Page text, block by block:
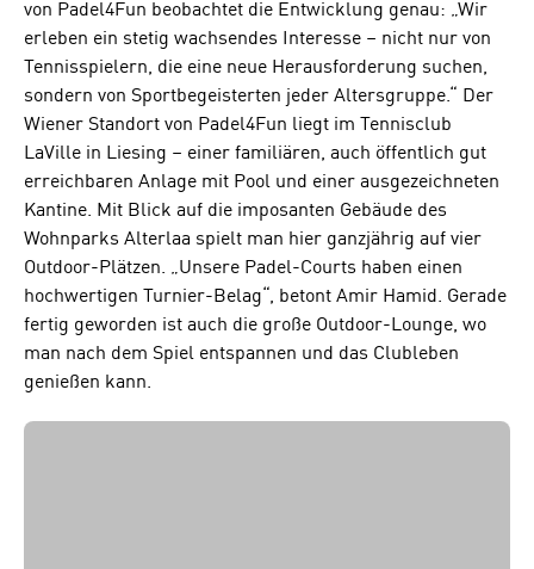
von Padel4Fun beobachtet die Entwicklung genau: „Wir
erleben ein stetig wachsendes Interesse – nicht nur von
Tennisspielern, die eine neue Herausforderung suchen,
sondern von Sportbegeisterten jeder Altersgruppe.“ Der
Wiener Standort von Padel4Fun liegt im Tennisclub
LaVille in Liesing – einer familiären, auch öffentlich gut
erreichbaren Anlage mit Pool und einer ausgezeichneten
Kantine. Mit Blick auf die imposanten Gebäude des
Wohnparks Alterlaa spielt man hier ganzjährig auf vier
Outdoor-Plätzen. „Unsere Padel-Courts haben einen
hochwertigen Turnier-Belag“, betont Amir Hamid. Gerade
fertig geworden ist auch die große Outdoor-Lounge, wo
man nach dem Spiel entspannen und das Clubleben
genießen kann.